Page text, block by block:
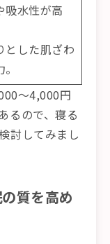
吸水性が高
とした肌ざわ
～4,000円
るので、寝る
討してみまし
質を高め